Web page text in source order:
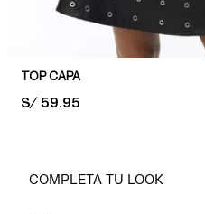
TOP CAPA
PRICE:
S/ 59.95
COMPLETA TU LOOK